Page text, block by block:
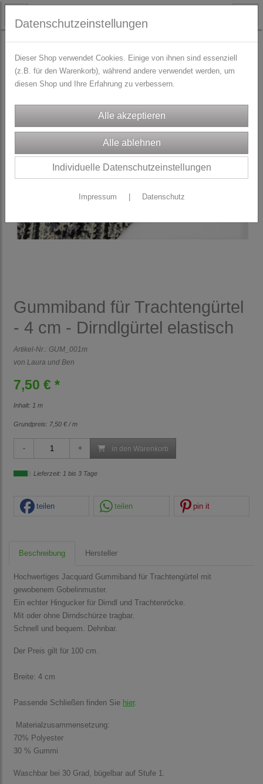
TRACHTENZUBEHÖR Schürzenbänder
Gummiband für Trachtengürtel
- 4 cm - Dirndlgürtel elastisch
Artikel-Nr.: GUM_001m
von Laura und Ben
7,50 € *
Inhalt: 1 m
Grundpreis: 7,50 € / m
in den Warenkorb
Lieferzeit: 1 bis 3 Tage
teilen teilen pin it
Beschreibung Hersteller
Hochwertiges Jacquard Gummiband für Trachtengürtel mit
gewobenem Gobelinmuster.
Ein echter Hingucker für Dirndl und Trachtenröcke.
Mit oder ohne Dirndschürze tragbar.
Schnell und bequem. Dehnbar.
Der Preis gilt für 100 cm.
Breite: 4 cm
Passende Schließen finden Sie hier.
Materialzusammensetzung:
70% Polyester
30 % Gummi
Waschbar bei 30 Grad, bügelbar auf Stufe 1.
Datenschutzeinstellungen
Dieser Shop verwendet Cookies. Einige von ihnen sind essenziell
(z.B. für den Warenkorb), während andere verwendet werden, um
diesen Shop und Ihre Erfahrung zu verbessern.
Individuelle Datenschutzeinstellungen
Impressum Datenschutz